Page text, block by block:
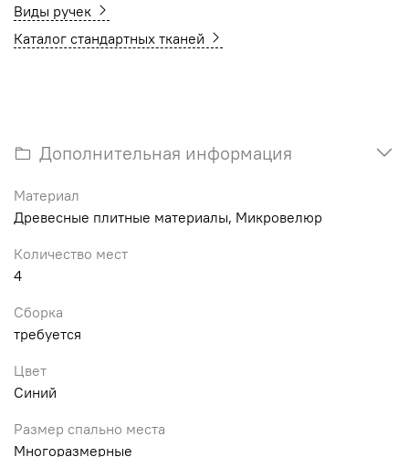
Виды ручек
Каталог стандартных тканей
Дополнительная информация
Материал
Древесные плитные материалы, Микровелюр
Количество мест
4
Сборка
требуется
Цвет
Синий
Размер спально места
Многоразмерные